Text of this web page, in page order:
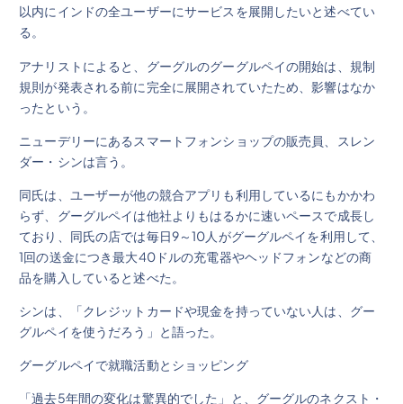
以内にインドの全ユーザーにサービスを展開したいと述べてい
る。
アナリストによると、グーグルのグーグルペイの開始は、規制
規則が発表される前に完全に展開されていたため、影響はなか
ったという。
ニューデリーにあるスマートフォンショップの販売員、スレン
ダー・シンは言う。
同氏は、ユーザーが他の競合アプリも利用しているにもかかわ
らず、グーグルペイは他社よりもはるかに速いペースで成長し
ており、同氏の店では毎日9～10人がグーグルペイを利用して、
1回の送金につき最大40ドルの充電器やヘッドフォンなどの商
品を購入していると述べた。
シンは、「クレジットカードや現金を持っていない人は、グー
グルペイを使うだろう」と語った。
グーグルペイで就職活動とショッピング
「過去5年間の変化は驚異的でした」と、グーグルのネクスト・